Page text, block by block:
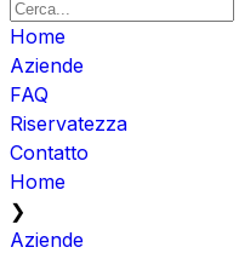
Home
Aziende
FAQ
Riservatezza
Contatto
Home
❯
Aziende